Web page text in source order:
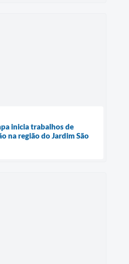
inicia trabalhos de
na região do Jardim São